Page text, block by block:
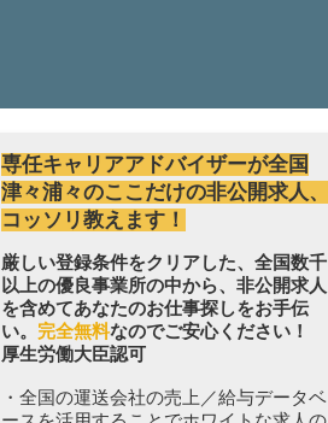
専任キャリアアドバイザーが全国
津々浦々のここだけの非公開求人、
コッソリ教えます！
厳しい登録条件をクリアした、全国数千
以上の優良事業所の中から、非公開求人
を含めてあなたのお仕事探しをお手伝
い。 完全無料なのでご安心ください！
厚生労働大臣認可
・全国の運送会社の売上／給与データベ